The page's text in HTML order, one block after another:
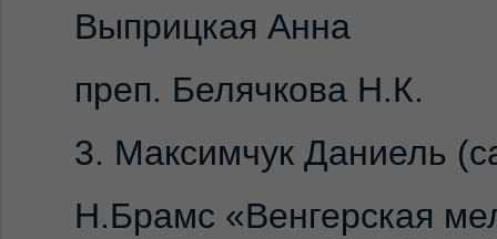
Выприцкая Анна
преп. Белячкова Н.К.
3. Максимчук Даниель
Н.Брамс «Венгерская